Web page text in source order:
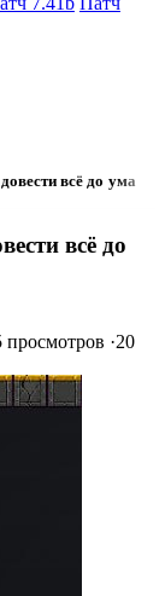
всё до ума
всё до
просмотров ·20